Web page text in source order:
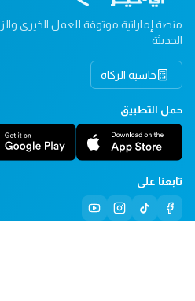
منصة إماراتية موثوقة للعمل الخيري
الحديثة
حاسبة الزكاة
حمل التطبيق
تابعنا على